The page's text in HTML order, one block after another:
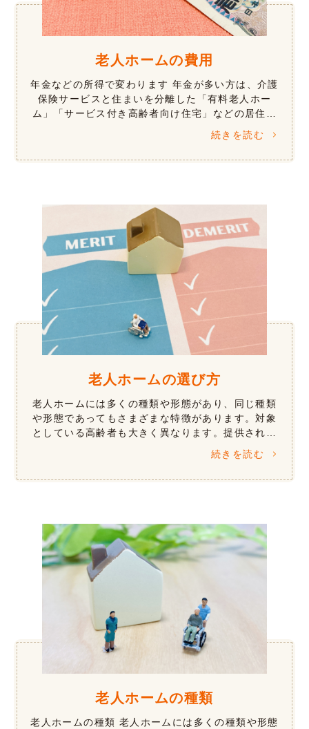
老人ホームの費用
年金などの所得で変わります 年金が多い方は、介護
保険サービスと住まいを分離した「有料老人ホー
ム」「サービス付き高齢者向け住宅」などの居住系
施設が向いています。年金が少ない方では、年金や
所得などにより、介護保険サービスにく […]
続きを読む
老人ホームの選び方
老人ホームには多くの種類や形態があり、同じ種類
や形態であってもさまざまな特徴があります。対象
としている高齢者も大きく異なります。提供される
サービスは、介護などの生活支援や心理療法などの
認知症ケア、リハビリテーションや医療 […]
続きを読む
老人ホームの種類
老人ホームの種類 老人ホームには多くの種類や形態